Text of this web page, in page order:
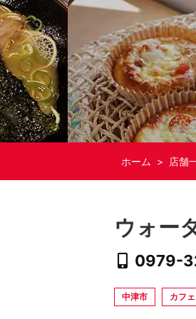
ホーム > 店舗
ウォー
0979-
中津市 カフェ